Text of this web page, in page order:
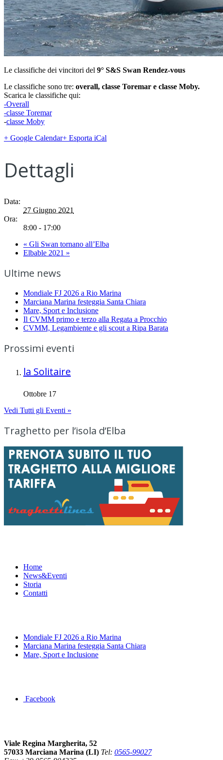
Le classifiche dei vincitori del 9° S&S Swan Rendez-vous
Le classifiche sono tre: overall, classe Toremar e classe Moby.
Scarica le classifiche qui:
-Overall
-classe Toremar
-classe Moby
+ Google Calendar+ Esporta iCal
Dettagli
Data:
27 Giugno 2021
Ora:
8:00 - 17:00
« Gli Swan tornano all’Elba
Elbable 2021 »
Ultime news
Mondiale FJ 2026 a Rio Marina
Marciana Marina festeggia Santa Chiara
Mare, Sport e Inclusione
Il CVMM primo e terzo alla Regata a Procchio
CVMM, Legambiente e gli scout a Ripa Barata
Prossimi eventi
la Solitaire
Ottobre 17
Vedi Tutti gli Eventi »
Traghetto per l’isola d’Elba
Home
News&Eventi
Storia
Contatti
Mondiale FJ 2026 a Rio Marina
Marciana Marina festeggia Santa Chiara
Mare, Sport e Inclusione
Facebook
Viale Regina Margherita, 52
57033 Marciana Marina (LI) Tel: 0565-99027